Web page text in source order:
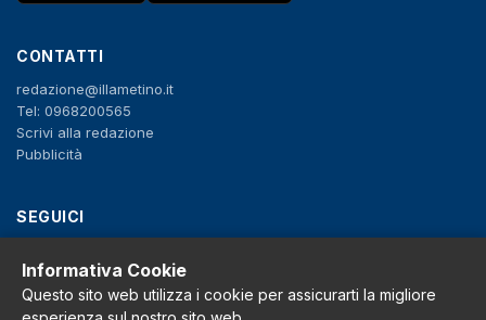
CONTATTI
redazione@illametino.it
Tel: 0968200565
Scrivi alla redazione
Pubblicità
SEGUICI
Privacy Policy
Informativa Cookie
Questo sito web utilizza i cookie per assicurarti la migliore